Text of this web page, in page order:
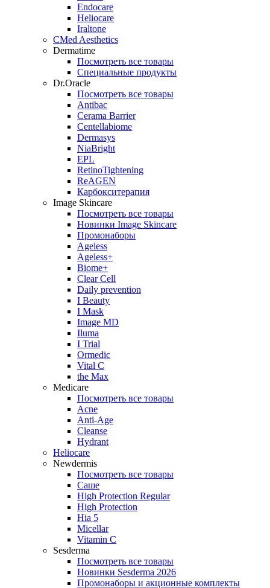
Endocare
Heliocare
Iraltone
CMed Aesthetics
Dermatime
Посмотреть все товары
Специальные продукты
Dr.Oracle
Посмотреть все товары
Antibac
Cerama Barrier
Centellabiome
Dermasys
NiaBright
EPL
RetinoTightening
ReAGEN
Карбокситерапия
Image Skincare
Посмотреть все товары
Новинки Image Skincare
Промонаборы
Ageless
Ageless+
Biome+
Clear Cell
Daily prevention
I Beauty
I Mask
Image MD
Iluma
I Trial
Ormedic
Vital C
the Max
Medicare
Посмотреть все товары
Acne
Anti‑Age
Cleanse
Hydrant
Heliocare
Newdermis
Посмотреть все товары
Саше
High Protection Regular
High Protection
Hia 5
Micellar
Vitamin C
Sesderma
Посмотреть все товары
Новинки Sesderma 2026
Промонаборы и акционные комплекты